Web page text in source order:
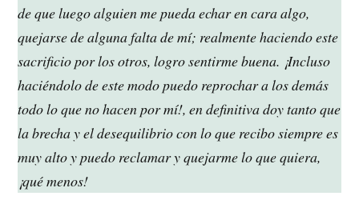
de que luego alguien me pueda echar en cara algo,
quejarse de alguna falta de mí; realmente haciendo este
sacrificio por los otros, logro sentirme buena. ¡Incluso
haciéndolo de este modo puedo reprochar a los demás
todo lo que no hacen por mí!, en definitiva doy tanto que
la brecha y el desequilibrio con lo que recibo siempre es
muy alto y puedo reclamar y quejarme lo que quiera,
¡qué menos!